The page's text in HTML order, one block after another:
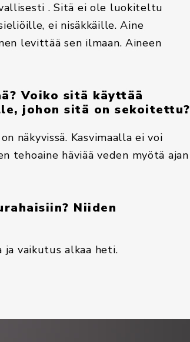
. Sitä ei ole luokiteltu
ei nisäkkäille. Aine
levittää sen ilmaan. Aineen
Voiko sitä käyttää
johon sitä on sekoitettu?
näkyvissä. Kasvimaalla ei voi
tehoaine häviää veden myötä ajan
Niiden
vaikutus alkaa heti.